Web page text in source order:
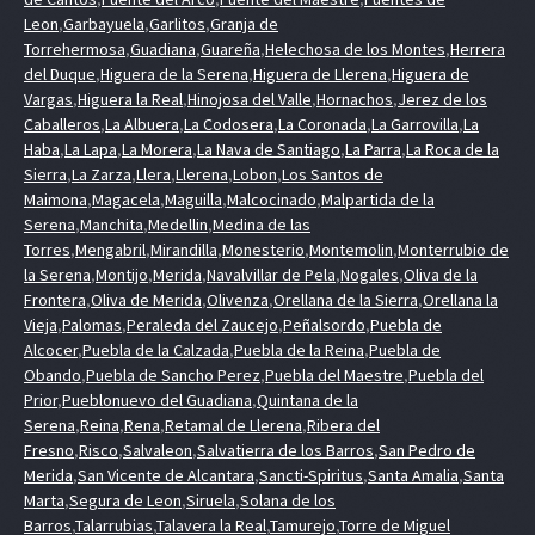
Leon,Garbayuela,Garlitos,Granja de
Torrehermosa,Guadiana,Guareña,Helechosa de los Montes,Herrera
del Duque,Higuera de la Serena,Higuera de Llerena,Higuera de
Vargas,Higuera la Real,Hinojosa del Valle,Hornachos,Jerez de los
Caballeros,La Albuera,La Codosera,La Coronada,La Garrovilla,La
Haba,La Lapa,La Morera,La Nava de Santiago,La Parra,La Roca de la
Sierra,La Zarza,Llera,Llerena,Lobon,Los Santos de
Maimona,Magacela,Maguilla,Malcocinado,Malpartida de la
Serena,Manchita,Medellin,Medina de las
Torres,Mengabril,Mirandilla,Monesterio,Montemolin,Monterrubio de
la Serena,Montijo,Merida,Navalvillar de Pela,Nogales,Oliva de la
Frontera,Oliva de Merida,Olivenza,Orellana de la Sierra,Orellana la
Vieja,Palomas,Peraleda del Zaucejo,Peñalsordo,Puebla de
Alcocer,Puebla de la Calzada,Puebla de la Reina,Puebla de
Obando,Puebla de Sancho Perez,Puebla del Maestre,Puebla del
Prior,Pueblonuevo del Guadiana,Quintana de la
Serena,Reina,Rena,Retamal de Llerena,Ribera del
Fresno,Risco,Salvaleon,Salvatierra de los Barros,San Pedro de
Merida,San Vicente de Alcantara,Sancti-Spiritus,Santa Amalia,Santa
Marta,Segura de Leon,Siruela,Solana de los
Barros,Talarrubias,Talavera la Real,Tamurejo,Torre de Miguel